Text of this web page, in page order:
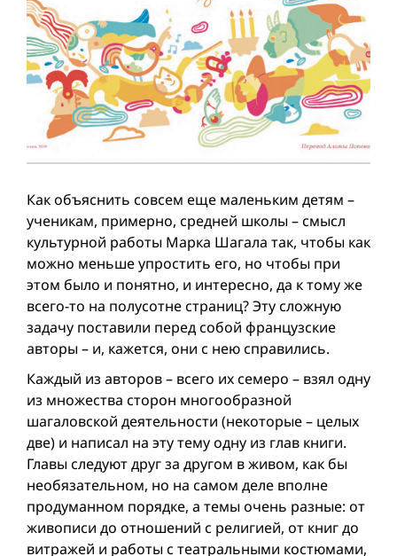
Как объяснить совсем еще маленьким детям –
ученикам, примерно, средней школы – смысл
культурной работы Марка Шагала так, чтобы как
можно меньше упростить его, но чтобы при
этом было и понятно, и интересно, да к тому же
всего-то на полусотне страниц? Эту сложную
задачу поставили перед собой французские
авторы – и, кажется, они с нею справились.
Каждый из авторов – всего их семеро – взял одну
из множества сторон многообразной
шагаловской деятельности (некоторые – целых
две) и написал на эту тему одну из глав книги.
Главы следуют друг за другом в живом, как бы
необязательном, но на самом деле вполне
продуманном порядке, а темы очень разные: от
живописи до отношений с религией, от книг до
витражей и работы с театральными костюмами,